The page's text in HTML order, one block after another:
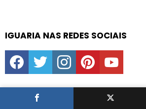
IGUARIA NAS REDES SOCIAIS
facebooktwitter instagrampinterestyoutube